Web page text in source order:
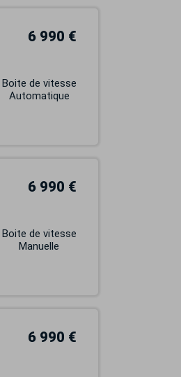
6 990 €
Boite de vitesse
Automatique
6 990 €
Boite de vitesse
Manuelle
6 990 €